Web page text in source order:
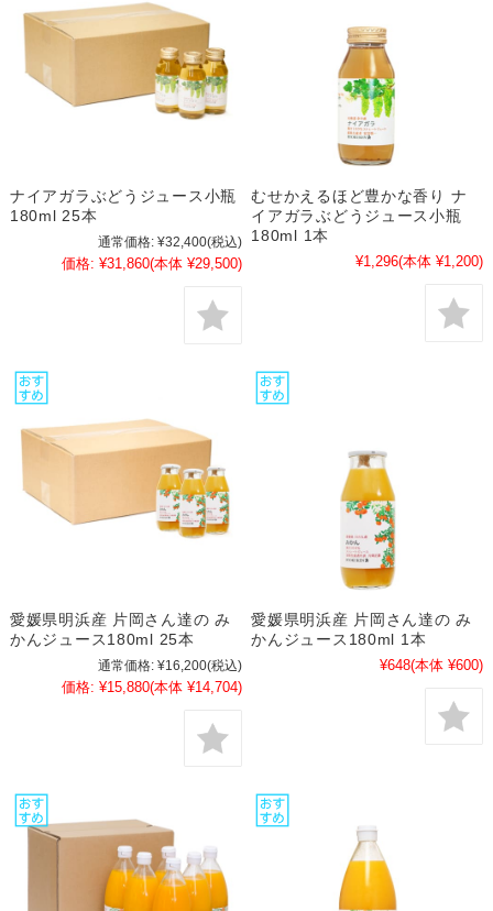
ナイアガラぶどうジュース小瓶
180ml 25本
通常価格: ¥32,400(税込)
価格: ¥31,860(本体 ¥29,500)
むせかえるほど豊かな香り ナ
イアガラぶどうジュース小瓶
180ml 1本
¥1,296(本体 ¥1,200)
愛媛県明浜産 片岡さん達の み
かんジュース180ml 25本
通常価格: ¥16,200(税込)
価格: ¥15,880(本体 ¥14,704)
愛媛県明浜産 片岡さん達の み
かんジュース180ml 1本
¥648(本体 ¥600)